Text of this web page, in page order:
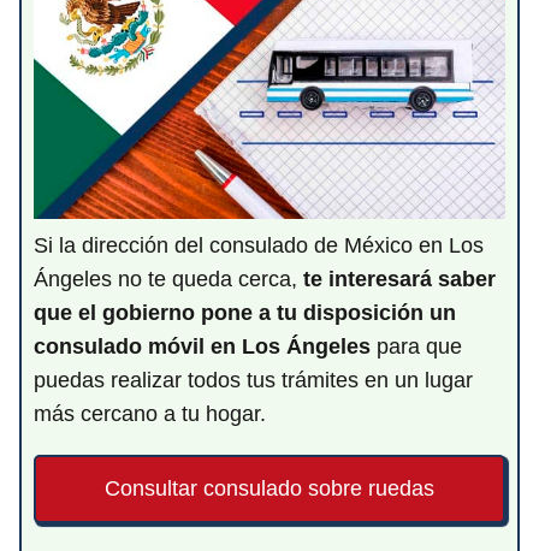
Si la dirección del consulado de México en Los
Ángeles no te queda cerca, te interesará saber
que el gobierno pone a tu disposición un
consulado móvil en Los Ángeles para que
puedas realizar todos tus trámites en un lugar
más cercano a tu hogar.
Consultar consulado sobre ruedas